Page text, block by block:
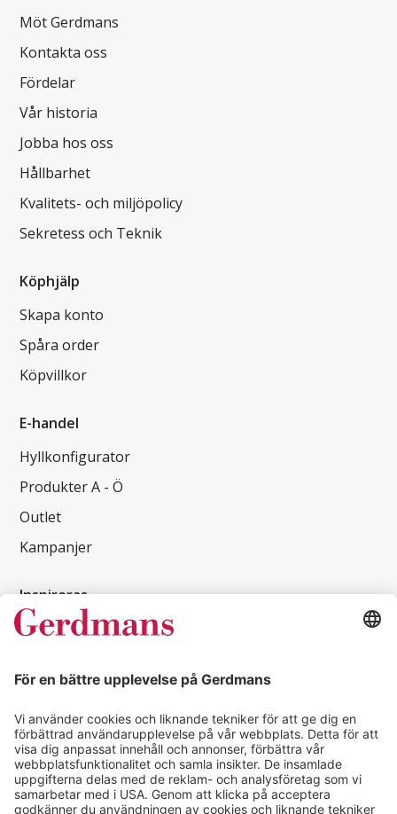
Möt Gerdmans
Kontakta oss
Fördelar
Vår historia
Jobba hos oss
Hållbarhet
Kvalitets- och miljöpolicy
Sekretess och Teknik
Köphjälp
Skapa konto
Spåra order
Köpvillkor
E-handel
Hyllkonfigurator
Produkter A - Ö
Outlet
Kampanjer
Inspireras
Kundcase
Läsvärt
Kontakt
info@gerdmans.se
0433-740 80